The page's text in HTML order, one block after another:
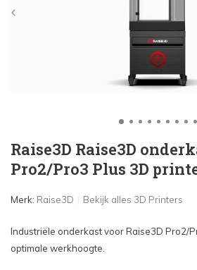
Raise3D Raise3D
Pro2/Pro3 Plus 3D
Merk: Raise3D Bekijk alles 3D Printers
Industriële onderkast voor Raise3D Pro2/
optimale werkhoogte.